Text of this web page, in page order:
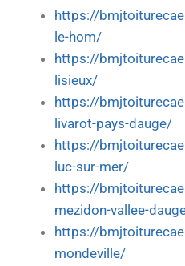
https://
le-hom/
https://
lisieux/
https://
livarot-pays-dauge/
https://
luc-sur-mer/
https://
mezidon-vallee-
https://
mondeville/